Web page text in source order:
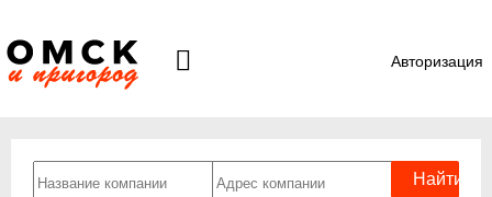
Авторизация